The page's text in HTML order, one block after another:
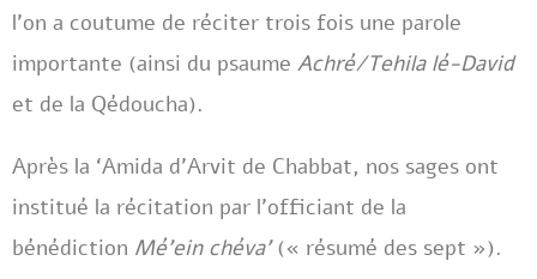
l’on a coutume de réciter trois fois une parole
importante (ainsi du psaume Achré/Tehila lé-David
et de la Qédoucha).
Après la ‘Amida d’Arvit de Chabbat, nos sages ont
institué la récitation par l’officiant de la
bénédiction Mé’ein chéva’(« résumé des sept »).